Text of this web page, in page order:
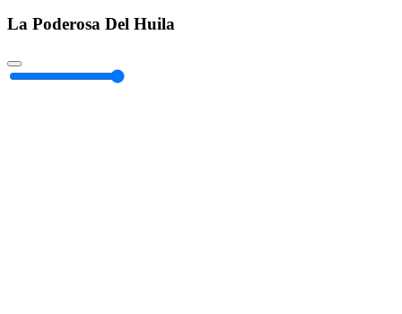
La Poderosa Del Huila